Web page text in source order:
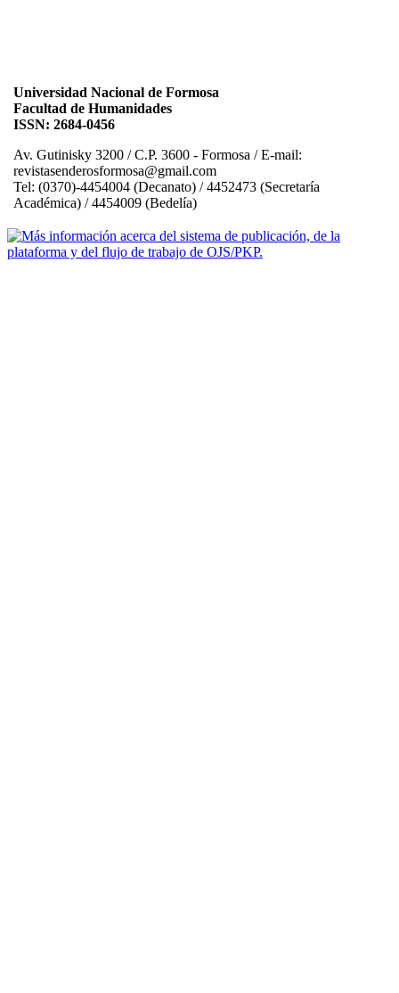
Universidad Nacional de Formosa
Facultad de Humanidades
ISSN: 2684-0456
Av. Gutinisky 3200 / C.P. 3600 - Formosa / E-mail:
revistasenderosformosa@gmail.com
Tel: (0370)-4454004 (Decanato) / 4452473 (Secretaría
Académica) / 4454009 (Bedelía)